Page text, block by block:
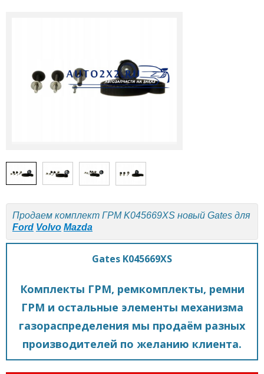
Продаем комплект ГРМ K045669XS новый Gates для
Ford Volvo Mazda
Gates K045669XS
Комплекты ГРМ, ремкомплекты, ремни
ГРМ и остальные элементы механизма
газораспределения мы продаём разных
производителей по желанию клиента.